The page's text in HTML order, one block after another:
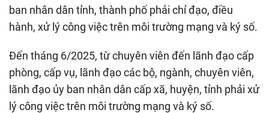
ban nhân dân tỉnh, thành phố phải chỉ đạo, điều
hành, xử lý công việc trên môi trường mạng và ký số.
Đến tháng 6/2025, từ chuyên viên đến lãnh đạo cấp
phòng, cấp vụ, lãnh đạo các bộ, ngành, chuyên viên,
lãnh đạo ủy ban nhân dân cấp xã, huyện, tỉnh phải xử
lý công việc trên môi trường mạng và ký số.